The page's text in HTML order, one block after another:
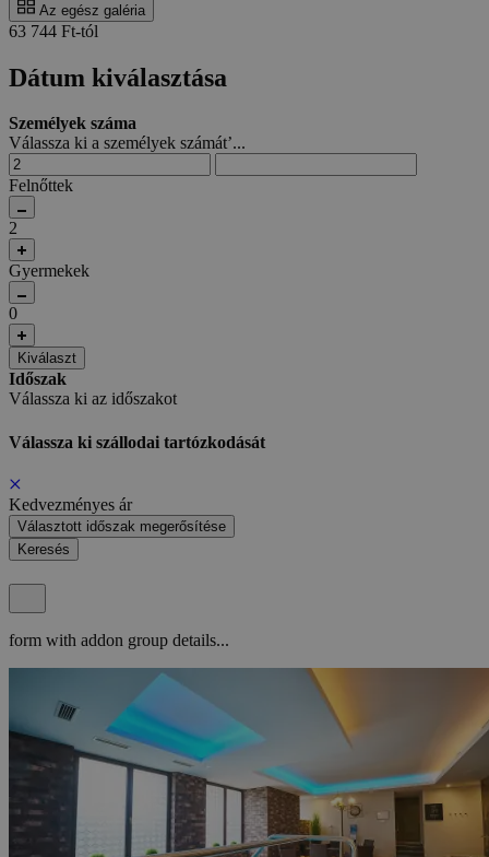
Az egész galéria
63 744 Ft-tól
Dátum kiválasztása
Személyek száma
Válassza ki a személyek számát’...
Felnőttek
2
Gyermekek
0
Kiválaszt
Időszak
Válassza ki az időszakot
Válassza ki szállodai tartózkodását
Kedvezményes ár
Választott időszak megerősítése
Keresés
form with addon group details...